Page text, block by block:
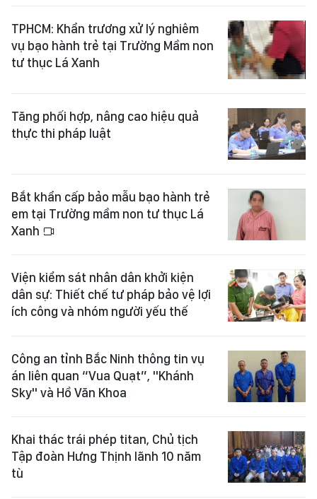
TPHCM: Khẩn trương xử lý nghiêm
vụ bạo hành trẻ tại Trường Mầm non
tư thục Lá Xanh
Tăng phối hợp, nâng cao hiệu quả
thực thi pháp luật
Bắt khẩn cấp bảo mẫu bạo hành trẻ
em tại Trường mầm non tư thục Lá
Xanh
Viện kiểm sát nhân dân khởi kiện
dân sự: Thiết chế tư pháp bảo vệ lợi
ích công và nhóm người yếu thế
Công an tỉnh Bắc Ninh thông tin vụ
án liên quan “Vua Quạt”, "Khánh
Sky" và Hồ Văn Khoa
Khai thác trái phép titan, Chủ tịch
Tập đoàn Hưng Thịnh lãnh 10 năm
tù